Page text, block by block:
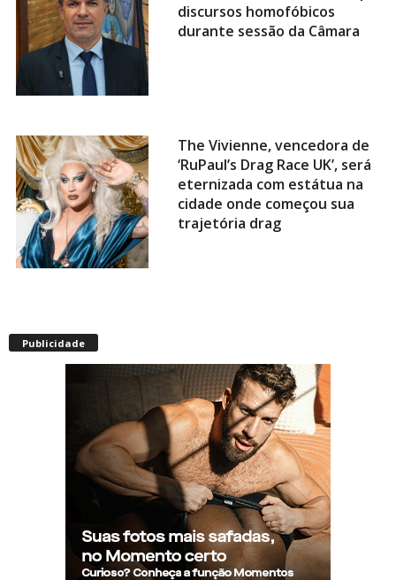
discursos homofóbicos
durante sessão da Câmara
The Vivienne, vencedora de
‘RuPaul’s Drag Race UK’, será
eternizada com estátua na
cidade onde começou sua
trajetória drag
“românticas” em iate
Presença de Shangela faz
estrelas de RuPaul’s Drag
Race abandonarem festa de
aniversário de Kennedy
Davenport
Publicidade